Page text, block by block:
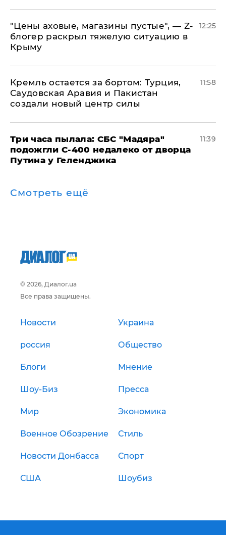
​"Цены аховые, магазины пустые", — Z-
блогер раскрыл тяжелую ситуацию в
Крыму
12:25
​Кремль остается за бортом: Турция,
Саудовская Аравия и Пакистан
создали новый центр силы
11:58
Три часа пылала: СБС "Мадяра"
подожгли С-400 недалеко от дворца
Путина у Геленджика
11:39
Смотреть ещё
© 2026, Диалог.ua
Все права защищены.
Новости Украина
россия Общество
Блоги Мнение
Шоу-Биз Пресса
Мир Экономика
Военное Обозрение Стиль
Новости Донбасса Спорт
США Шоубиз